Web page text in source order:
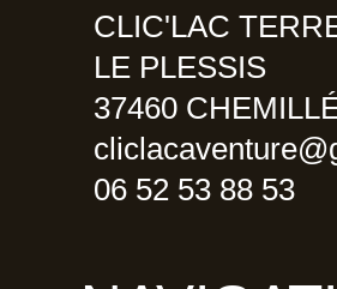
k
a
CLIC'LAC
LE PLESSIS
37460
06 52 53 88 53